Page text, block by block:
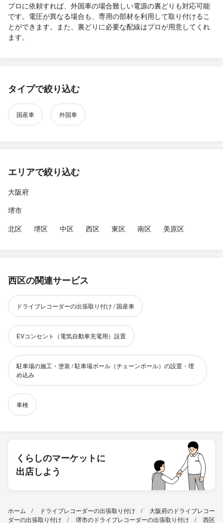
プロに依頼すれば、外国車の場合難しい電源の裏どりも対応可能
です。電圧が異なる場合も、専用の部材を利用して取り付けるこ
とができます。また、裏どりに必要な配線はプロが用意してくれ
ます。
タイプで絞り込む
国産車 外国車
エリアで絞り込む
大阪府
堺市
北区
堺区 中区 西区 東区 南区 美原区
西区の関連サービス
ドライブレコーダーの出張取り付け / 国産車
EVコンセント（電気自動車充電用）設置
駐車場の施工・塗装 / 駐車場ポール（チェーンポール）の設置・埋
め込み
車検
くらしのマーケットに
出店しよう
ホーム ドライブレコーダーの出張取り付け
大阪府のドライブレコー
ダーの出張取り付け
堺市のドライブレコーダーの出張取り付け
西区